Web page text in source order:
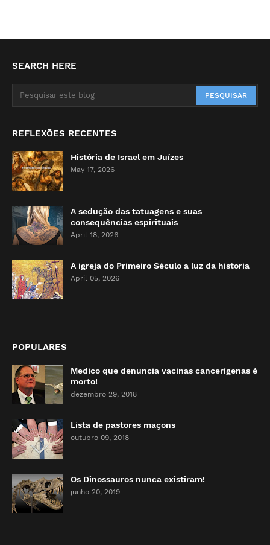
SEARCH HERE
REFLEXÕES RECENTES
História de Israel em Juízes
May 17, 2026
A sedução das tatuagens e suas
consequências espirituais
April 18, 2026
A igreja do Primeiro Século a luz da historia
April 05, 2026
POPULARES
Medico que denuncia vacinas cancerígenas é
morto!
dezembro 29, 2018
Lista de pastores maçons
outubro 09, 2018
Os Dinossauros nunca existiram!
junho 20, 2019